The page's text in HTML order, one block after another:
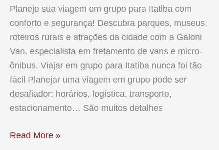
Planeje sua viagem em grupo para Itatiba com
conforto e segurança! Descubra parques, museus,
roteiros rurais e atrações da cidade com a Galoni
Van, especialista em fretamento de vans e micro-
ônibus. Viajar em grupo para Itatiba nunca foi tão
fácil Planejar uma viagem em grupo pode ser
desafiador: horários, logística, transporte,
estacionamento… São muitos detalhes
Fretamento
Read More »